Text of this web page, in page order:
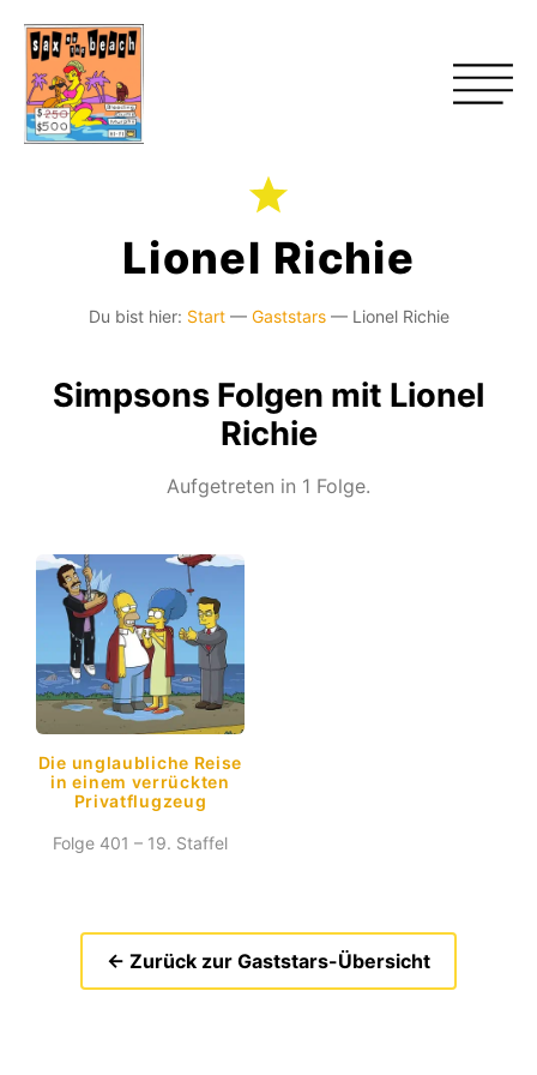
Lionel Richie
Du bist hier: Start— Gaststars— Lionel Richie
Simpsons Folgen mit Lionel
Richie
Aufgetreten in 1 Folge.
Die unglaubliche Reise
in einem verrückten
Privatflugzeug
Folge 401 – 19. Staffel
← Zurück zur Gaststars-Übersicht